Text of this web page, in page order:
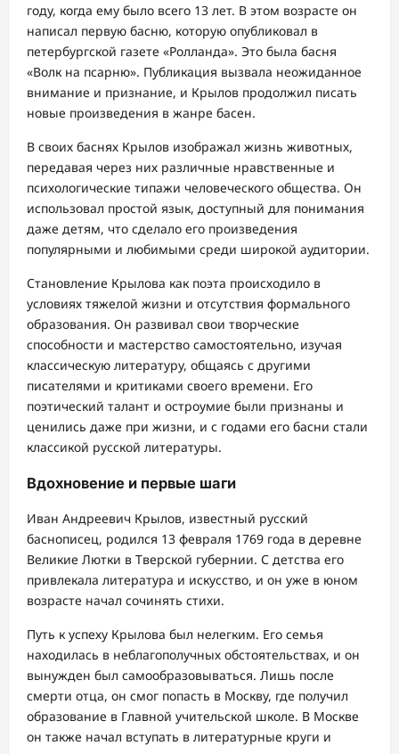
году, когда ему было всего 13 лет. В этом возрасте он
написал первую басню, которую опубликовал в
петербургской газете «Ролланда». Это была басня
«Волк на псарню». Публикация вызвала неожиданное
внимание и признание, и Крылов продолжил писать
новые произведения в жанре басен.
В своих баснях Крылов изображал жизнь животных,
передавая через них различные нравственные и
психологические типажи человеческого общества. Он
использовал простой язык, доступный для понимания
даже детям, что сделало его произведения
популярными и любимыми среди широкой аудитории.
Становление Крылова как поэта происходило в
условиях тяжелой жизни и отсутствия формального
образования. Он развивал свои творческие
способности и мастерство самостоятельно, изучая
классическую литературу, общаясь с другими
писателями и критиками своего времени. Его
поэтический талант и остроумие были признаны и
ценились даже при жизни, и с годами его басни стали
классикой русской литературы.
Вдохновение и первые шаги
Иван Андреевич Крылов, известный русский
баснописец, родился 13 февраля 1769 года в деревне
Великие Лютки в Тверской губернии. С детства его
привлекала литература и искусство, и он уже в юном
возрасте начал сочинять стихи.
Путь к успеху Крылова был нелегким. Его семья
находилась в неблагополучных обстоятельствах, и он
вынужден был самообразовываться. Лишь после
смерти отца, он смог попасть в Москву, где получил
образование в Главной учительской школе. В Москве
он также начал вступать в литературные круги и